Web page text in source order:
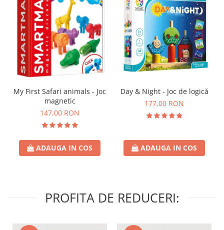
My First Safari animals - Joc
magnetic
147,00 RON
ADAUGA IN COS
Day & Night - Joc de logică
177,00 RON
ADAUGA IN COS
PROFITA DE REDUCERI: